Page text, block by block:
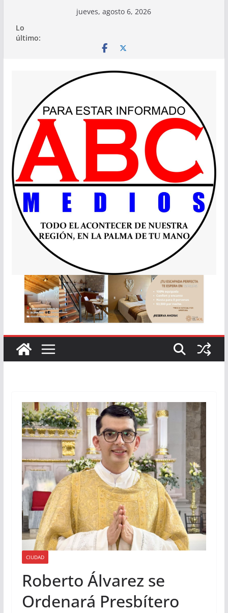
contenido
jueves, agosto 6, 2026
Lo
último:
CIUDAD
Roberto Álvarez se
Ordenará Presbítero